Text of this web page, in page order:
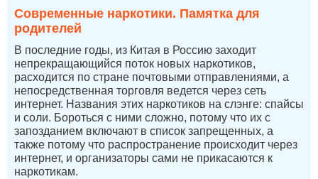
Современные наркотики. Памятка для
родителей
В последние годы, из Китая в Россию заходит
непрекращающийся поток новых наркотиков,
расходится по стране почтовыми отправлениями, а
непосредственная торговля ведется через сеть
интернет. Названия этих наркотиков на слэнге: спайсы
и соли. Бороться с ними сложно, потому что их с
запозданием включают в список запрещенных, а
также потому что распространение происходит через
интернет, и организаторы сами не прикасаются к
наркотикам.